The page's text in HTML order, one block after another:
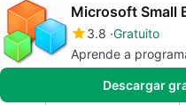
Microsoft Small
3.8 Gratuito
Aprende a
Descargar